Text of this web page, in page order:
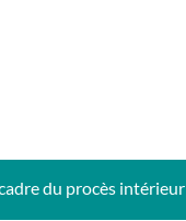
du procès intérieur